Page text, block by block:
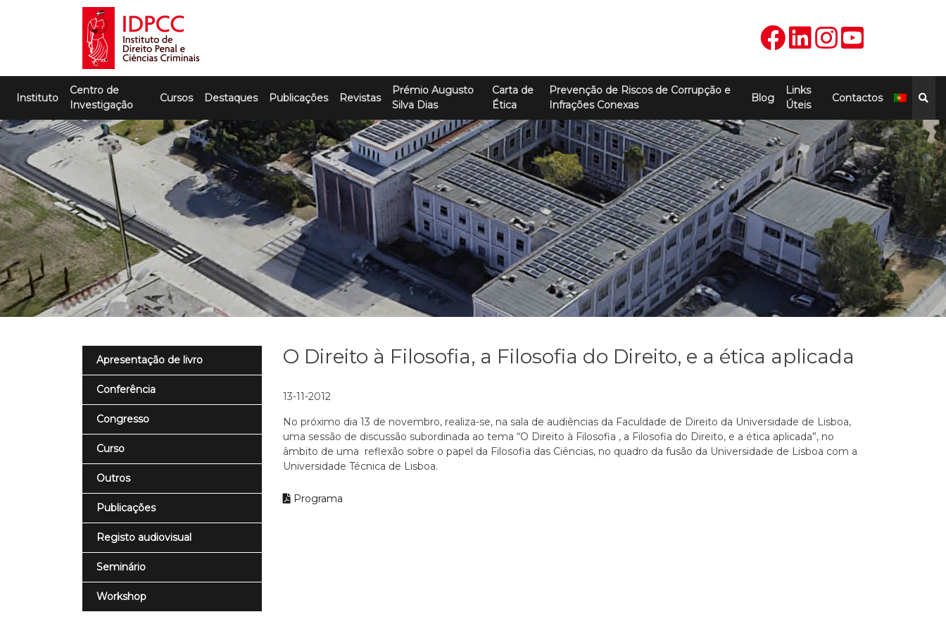
IDPCC
Instituto de Direito Penal e Ciências
Criminais
Instituto
Centro de
Investigação
Cursos Destaques Publicações Revistas
Prémio Augusto
Silva Dias
Carta de
Ética
Prevenção de Riscos de Corrupção e
Infrações Conexas
Blog
Links
Úteis
Contactos
Apresentação de livro
Conferência
Congresso
Curso
Outros
Publicações
Registo audiovisual
Seminário
Workshop
O Direito à Filosofia, a Filosofia do Direito, e a ética aplicada
13-11-2012
No próximo dia 13 de novembro, realiza-se, na sala de audiências da Faculdade de Direito da Universidade de Lisboa,
uma sessão de discussão subordinada ao tema “O Direito à Filosofia , a Filosofia do Direito, e a ética aplicada”, no
âmbito de uma reflexão sobre o papel da Filosofia das Ciências, no quadro da fusão da Universidade de Lisboa com a
Universidade Técnica de Lisboa.
Programa